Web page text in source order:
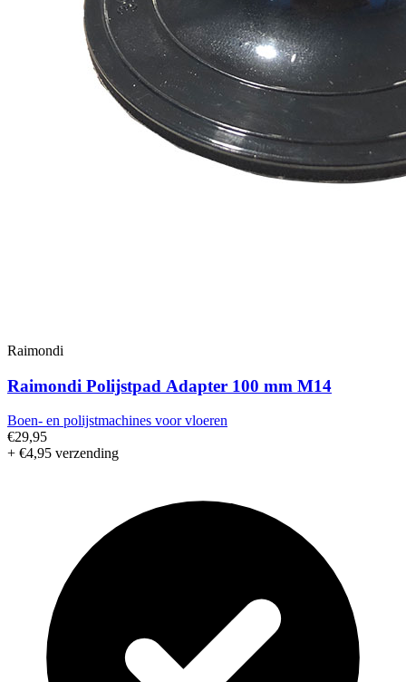
Raimondi
Raimondi Polijstpad Adapter 100 mm M14
Boen- en polijstmachines voor vloeren
€29,95
+ €4,95 verzending